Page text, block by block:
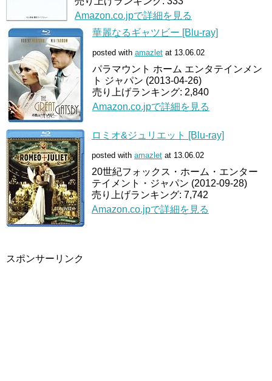
Amazon.co.jpで詳細を見る
華麗なるギャツビー [Blu-ray]
posted with amazlet at 13.06.02
パラマウント ホーム エンタテインメン
ト ジャパン (2013-04-26)
売り上げランキング: 2,840
Amazon.co.jpで詳細を見る
ロミオ&ジュリエット [Blu-ray]
posted with amazlet at 13.06.02
20世紀フォックス・ホーム・エンター
テイメント・ジャパン (2012-09-28)
売り上げランキング: 7,742
Amazon.co.jpで詳細を見る
スポンサーリンク